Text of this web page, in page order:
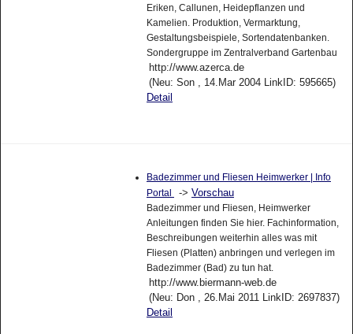
Eriken, Callunen, Heidepflanzen und
Kamelien. Produktion, Vermarktung,
Gestaltungsbeispiele, Sortendatenbanken.
Sondergruppe im Zentralverband Gartenbau
http://www.azerca.de
(Neu: Son , 14.Mar 2004 LinkID: 595665)
Detail
Badezimmer und Fliesen Heimwerker | Info
Portal
-> Vorschau
Badezimmer und Fliesen, Heimwerker
Anleitungen finden Sie hier. Fachinformation,
Beschreibungen weiterhin alles was mit
Fliesen (Platten) anbringen und verlegen im
Badezimmer (Bad) zu tun hat.
http://www.biermann-web.de
(Neu: Don , 26.Mai 2011 LinkID: 2697837)
Detail